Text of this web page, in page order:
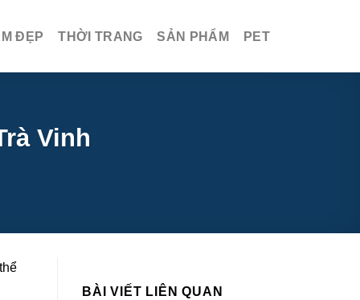
ĐẸP THỜI TRANG SẢN PHẨM PET
Vinh
BÀI VIẾT LIÊN QUAN